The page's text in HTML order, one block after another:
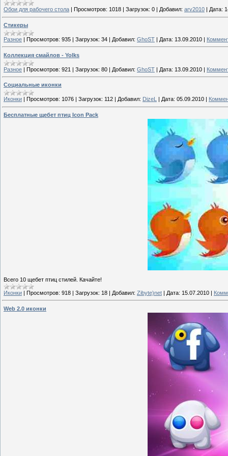
Обои для рабочего стола Просмотров: 1018 Загрузок: 0 Добавил: arv2010 Дата:
Стикеры
Разное | Просмотров: 935 | Загрузок: 34 | Добавил: GhoST | Дата: 13.09.2010 |
Коллекция смайлов - Yolks
Разное | Просмотров: 921 | Загрузок: 80 | Добавил: GhoST | Дата: 13.09.2010 |
Социальные иконки
Иконки Просмотров: 1076 Загрузок: 112 Добавил: DizeL Дата: 05.09.2010
Бесплатные щебет птиц Icon Pack
Всего 10 щебет птиц стилей. Качайте!
Иконки | Просмотров: 918 | Загрузок: 18 | Добавил: Zibyte)net | Дата: 15.07.2010 |
Web 2.0 иконки